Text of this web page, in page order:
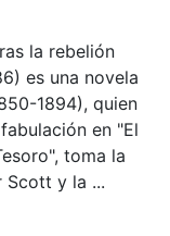
la rebelión
es una novela
1894), quien
en "El
toma la
Scott y la ...